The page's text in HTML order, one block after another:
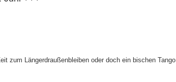
zum Längerdraußenbleiben oder doch ein bischen Tango